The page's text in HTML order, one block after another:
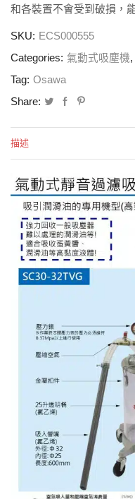
和各裝置不會受到破損，
SKU: ECS000555
Categories: 氣動式吸塵機,
Tag: Osawa
Share:
描述